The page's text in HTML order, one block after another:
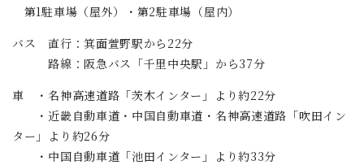
第1駐車場（屋外）・第2駐車場（屋内）
バス 直行：箕面萱野駅から22分
路線：阪急バス「千里中央駅」から37分
車 ・名神高速道路「茨木インター」より約22分
・近畿自動車道・中国自動車道・名神高速道路「吹田イン
ター」より約26分
・中国自動車道「池田インター」より約33分